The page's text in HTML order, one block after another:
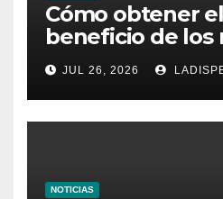
Cómo obtener
beneficio de los
bonus codes de
JUL 26, 2026
NOTICIAS